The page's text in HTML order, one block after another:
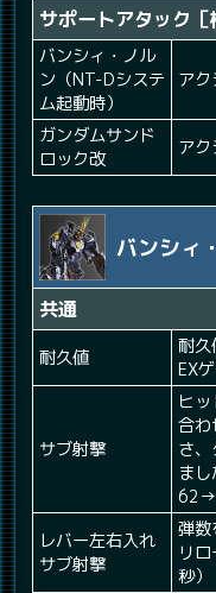
サポートアタック［
バンシィ・ノル
ン（NT-Dシステ
ム起動時）
アク
ガンダムサンド
ロック改
アク
バンシィ
共通
耐久値
耐
EX
サブ射撃
ヒ
合わ
さ
ま
レバー左右入れ
サブ射撃
弾数
リ
秒）